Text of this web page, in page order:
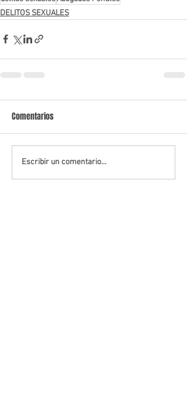
DELITOS SEXUALES
Comentarios
Escribir un comentario...